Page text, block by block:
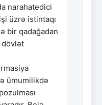
narahatedici
üzrə istintaqı
bir qadağadan
dövlət
ümumilikdə